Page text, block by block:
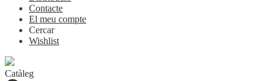
Contacte
El meu compte
Cercar
Wishlist
Catàleg